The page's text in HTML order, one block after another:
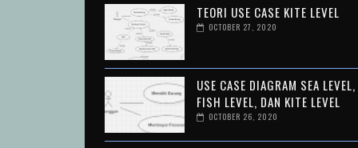
TEORI USE CASE KITE LEVEL
OCTOBER 27, 2020
USE CASE DIAGRAM SEA LEVEL,
FISH LEVEL, DAN KITE LEVEL
OCTOBER 26, 2020